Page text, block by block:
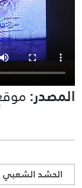
المصدر:
الحشد الشعبي